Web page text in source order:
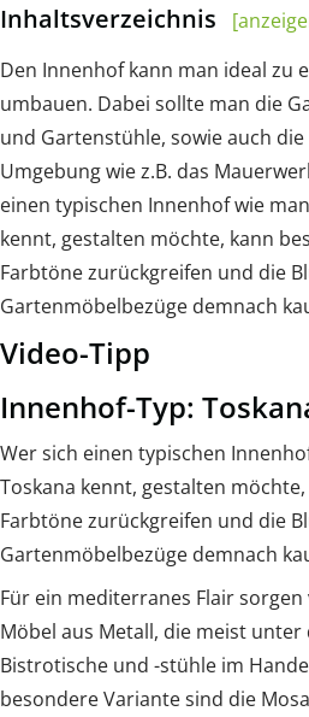
Inhaltsverzeichnis
Den Innenhof kann man ideal zu
umbauen. Dabei sollte man die
und Gartenstühle, sowie auch
Umgebung wie z.B. das
einen typischen Innenhof wie
kennt, gestalten möchte, kann
Farbtöne zurückgreifen und die
Gartenmöbelbezüge demnach
Video-Tipp
Innenhof-Typ:
Wer sich einen typischen
Toskana kennt, gestalten
Farbtöne zurückgreifen und die
Gartenmöbelbezüge demnach
Für ein mediterranes Flair
Möbel aus Metall, die meist unter
Bistrotische und -stühle im
besondere Variante sind die